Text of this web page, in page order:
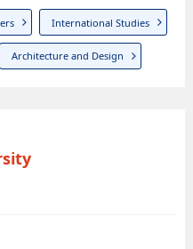
International Studies
Architecture and Design